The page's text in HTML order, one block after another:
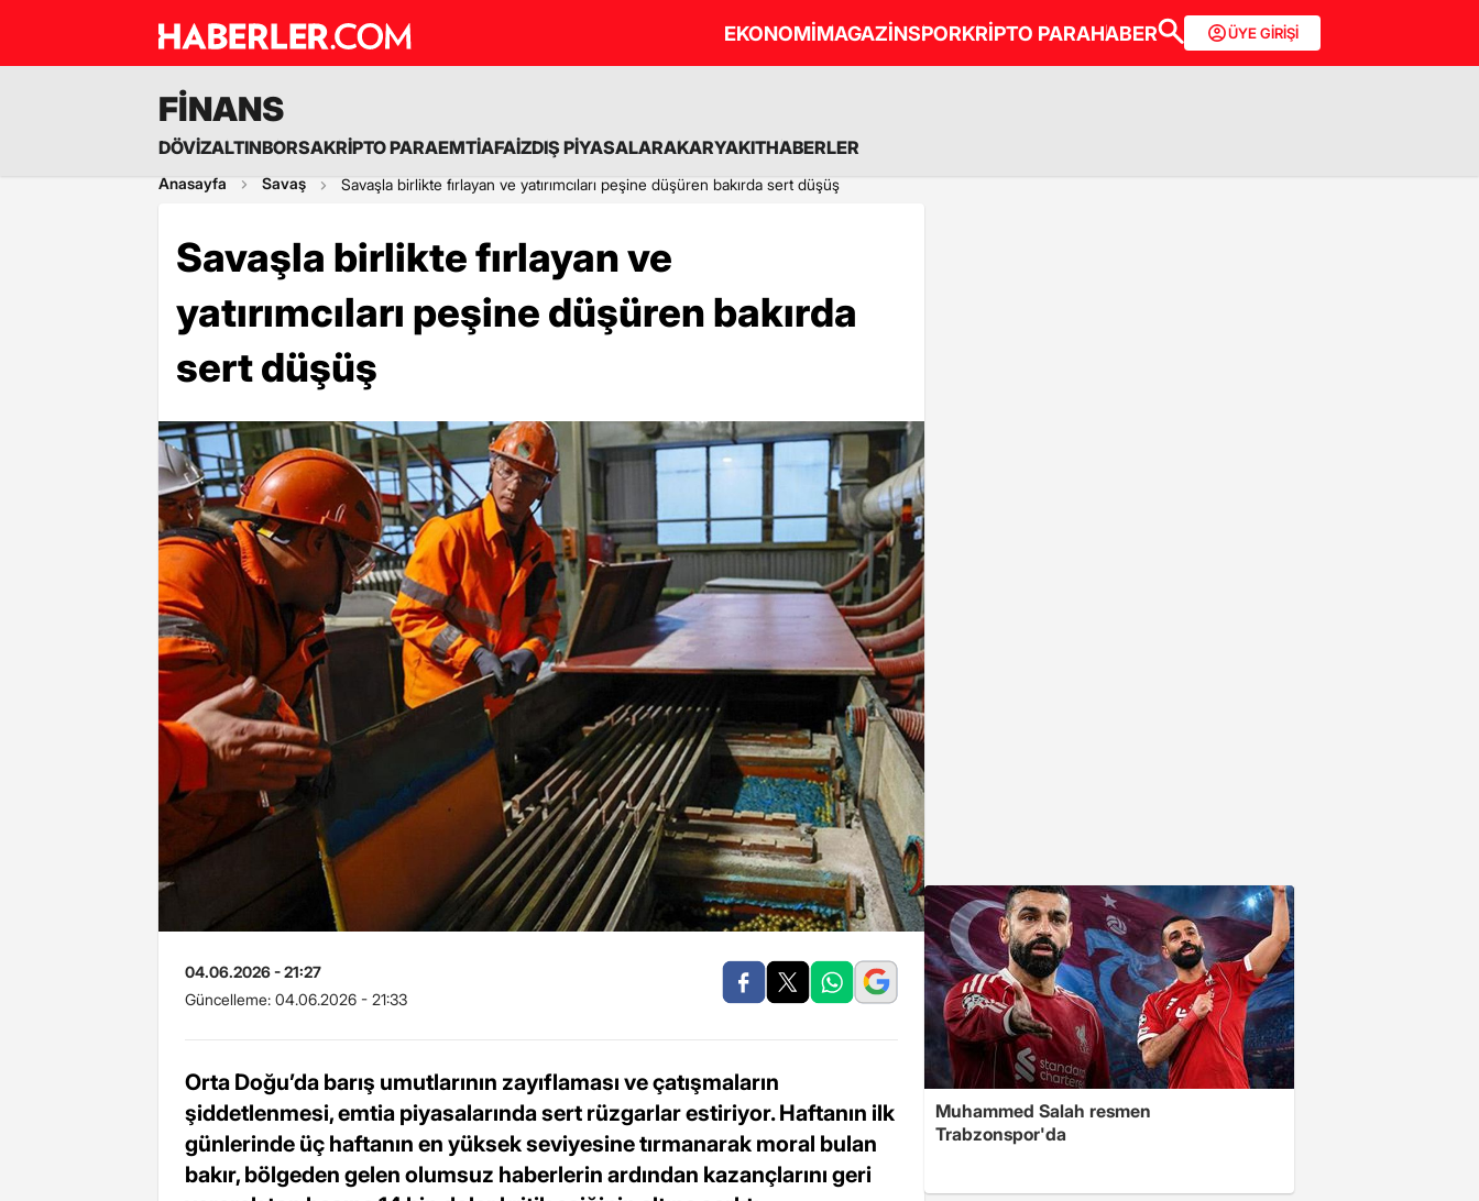
EKONOMİMAGAZİNSPORKRİPTO PARAHABER ÜYE GİRİŞİ
FİNANS
DÖVİZALTINBORSAKRİPTO PARAEMTİAFAİZDIŞ PİYASALARAKARYAKITHABERLER
Anasayfa Savaş Savaşla birlikte fırlayan ve yatırımcıları peşine düşüren bakırda sert düşüş
Savaşla birlikte fırlayan ve
yatırımcıları peşine düşüren bakırda
sert düşüş
04.06.2026 - 21:27
Güncelleme: 04.06.2026 - 21:33
Orta Doğu’da barış umutlarının zayıflaması ve çatışmaların
şiddetlenmesi, emtia piyasalarında sert rüzgarlar estiriyor. Haftanın ilk
günlerinde üç haftanın en yüksek seviyesine tırmanarak moral bulan
bakır, bölgeden gelen olumsuz haberlerin ardından kazançlarını geri
Muhammed Salah resmen
Trabzonspor'da